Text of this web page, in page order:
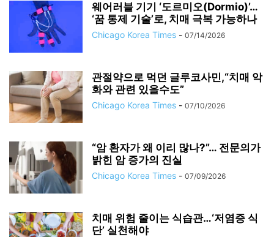
웨어러블 기기 ‘도르미오(Dormio)’…
‘꿈 통제 기술’로, 치매 극복 가능하나
Chicago Korea Times - 07/14/2026
관절약으로 먹던 글루코사민,“치매 악
화와 관련 있을수도”
Chicago Korea Times - 07/10/2026
“암 환자가 왜 이리 많나?”… 전문의가
밝힌 암 증가의 진실
Chicago Korea Times - 07/09/2026
치매 위험 줄이는 식습관…‘저염증 식
단’ 실천해야